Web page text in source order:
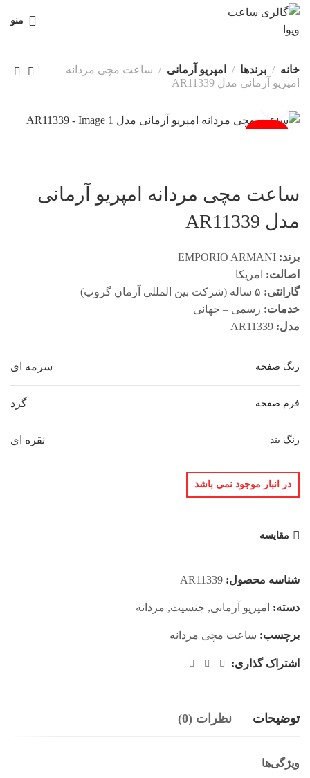
منو
خانه برندها امپریو آرمانی
ساعت مچی مردانه
امپریو آرمانی مدل AR11339
ساعت مچی مردانه امپریو آرمانی
مدل AR11339
برند: EMPORIO ARMANI
اصالت: امریکا
گارانتی:
خدمات: رسمی – جهانی
مدل:
رنگ صفحه سرمه ای
فرم صفحه گرد
رنگ بند نقره ای
در انبار موجود نمی باشد
مقایسه
شناسه محصول: AR11339
دسته: امپریو آرمانی, جنسیت, مردانه
برچسب: ساعت مچی مردانه
اشتراک گذاری:
توضیحات نظرات (0)
ویژگی‌ها